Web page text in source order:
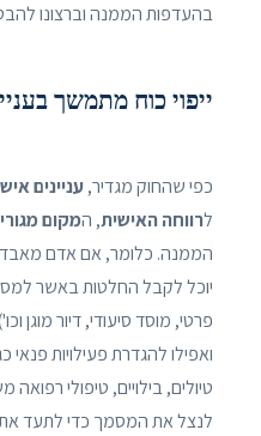
בהעדפות הממנה וברצונו
ייפוי כוח מתמשך
כפי שהחוק מגדיר,עניינים
לרווחה האישית, המקום
הממנה. כלומר, אם אדם מאבד
יוכל לקבל החלטות באשר
פרטי, מוסד סיעודי, דיור מוגן
ואפילו להגדרת פעילויות
טיולים, בילויים, טיפולי
לנצל את המסמך כדי לתעד